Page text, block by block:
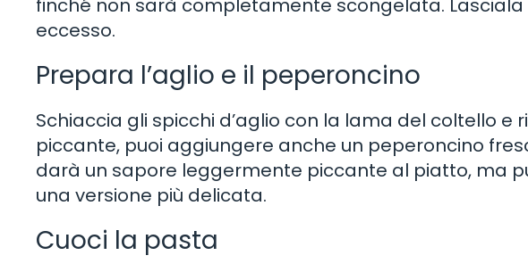
finché non sarà completamente scongelata. Lasciala
eccesso.
Prepara l’aglio e il peperoncino
Schiaccia gli spicchi d’aglio con la lama del coltello e
piccante, puoi aggiungere anche un peperoncino
darà un sapore leggermente piccante al piatto, ma
una versione più delicata.
Cuoci la pasta